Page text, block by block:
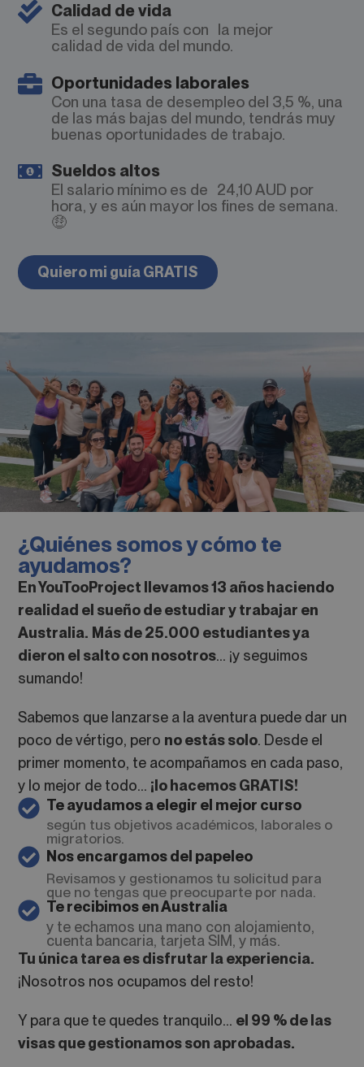
Calidad de vida
Es el segundo país con la mejor
calidad de vida del mundo.
Oportunidades laborales
Con una tasa de desempleo del 3,5 %, una
de las más bajas del mundo, tendrás muy
buenas oportunidades de trabajo.
Sueldos altos
El salario mínimo es de 24,10 AUD por
hora, y es aún mayor los fines de semana.
🤑
Quiero mi guía GRATIS
¿Quiénes somos y cómo te
ayudamos?
En YouTooProject llevamos 13 años haciendo
realidad el sueño de estudiar y trabajar en
Australia. Más de 25.000 estudiantes ya
dieron el salto con nosotros… ¡y seguimos
sumando!
Sabemos que lanzarse a la aventura puede dar un
poco de vértigo, pero no estás solo. Desde el
primer momento, te acompañamos en cada paso,
y lo mejor de todo… ¡lo hacemos GRATIS!
Te ayudamos a elegir el mejor curso
según tus objetivos académicos, laborales o
migratorios.
Nos encargamos del papeleo
Revisamos y gestionamos tu solicitud para
que no tengas que preocuparte por nada.
Te recibimos en Australia
y te echamos una mano con alojamiento,
cuenta bancaria, tarjeta SIM, y más.
Tu única tarea es disfrutar la experiencia.
¡Nosotros nos ocupamos del resto!
Y para que te quedes tranquilo… el 99 % de las
visas que gestionamos son aprobadas.